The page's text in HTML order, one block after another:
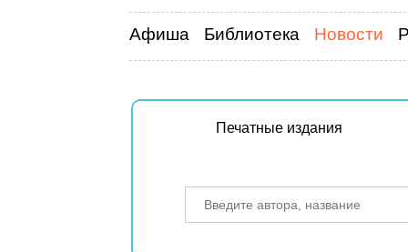
Афиша Библиотека Новости
Печатные издания